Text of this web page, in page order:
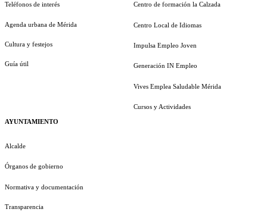
Teléfonos de interés
Agenda urbana de Mérida
Cultura y festejos
Guía útil
AYUNTAMIENTO
Alcalde
Órganos de gobierno
Normativa y documentación
Transparencia
Centro de formación la Calzada
Centro Local de Idiomas
Impulsa Empleo Joven
Generación IN Empleo
Vives Emplea Saludable Mérida
Cursos y Actividades